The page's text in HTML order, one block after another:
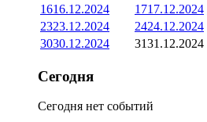
1616.12.2024 1717.12.2024
2323.12.2024 2424.12.2024
3030.12.2024 3131.12.2024
Сегодня
Сегодня нет событий